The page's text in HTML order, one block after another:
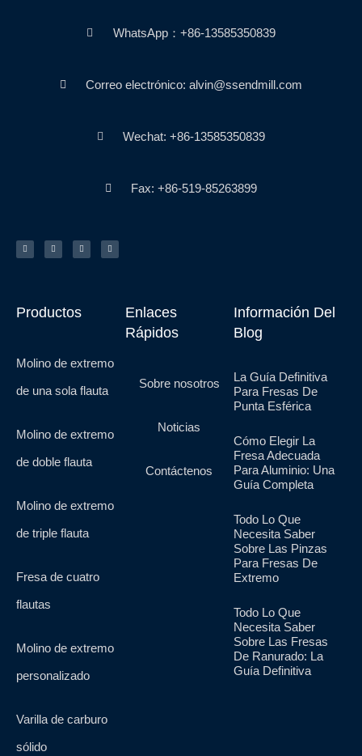
WhatsApp：+86-13585350839
Correo electrónico: alvin@ssendmill.com
Wechat: +86-13585350839
Fax: +86-519-85263899
r
j
e
c
e
b
u
T
u
n
t
e
Productos
Molino de extremo
de una sola flauta
Molino de extremo
de doble flauta
Molino de extremo
de triple flauta
Fresa de cuatro
flautas
Molino de extremo
personalizado
Varilla de carburo
sólido
Enlaces
Rápidos
Sobre nosotros
Noticias
Contáctenos
Información Del
Blog
La Guía Definitiva
Para Fresas De
Punta Esférica
Cómo Elegir La
Fresa Adecuada
Para Aluminio: Una
Guía Completa
Todo Lo Que
Necesita Saber
Sobre Las Pinzas
Para Fresas De
Extremo
Todo Lo Que
Necesita Saber
Sobre Las Fresas
De Ranurado: La
Guía Definitiva